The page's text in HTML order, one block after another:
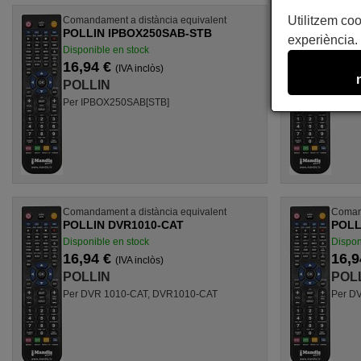
Comandament a distància equivalent
POLLIN IPBOX250SAB-STB
Disponible en stock
16,94 € (IVA inclòs)
POLLIN
Per IPBOX250SAB[STB]
Comandament a distància equivalent
POLLIN DVR1010-CAT
Disponible en stock
16,94 € (IVA inclòs)
POLLIN
Per DVR 1010-CAT, DVR1010-CAT Per
Utilitzem